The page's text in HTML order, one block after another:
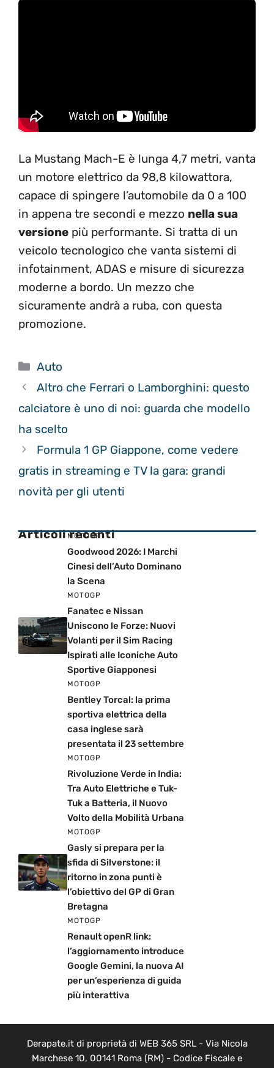
La Mustang Mach-E è lunga 4,7 metri, vanta
un motore elettrico da 98,8 kilowattora,
capace di spingere l’automobile da 0 a 100
in appena tre secondi e mezzo nella sua
versione più performante. Si tratta di un
veicolo tecnologico che vanta sistemi di
infotainment, ADAS e misure di sicurezza
moderne a bordo. Un mezzo che
sicuramente andrà a ruba, con questa
promozione.
Categorie
Auto
Altro che Ferrari o Lamborghini: questo
calciatore è uno di noi: guarda che modello
ha scelto
Formula 1 GP Giappone, come vedere
gratis in streaming e TV la gara: grandi
novità per gli utenti
Articoli recenti
MOTOGP
Goodwood 2026: I Marchi
Cinesi dell’Auto Dominano
la Scena
MOTOGP
Fanatec e Nissan
Uniscono le Forze: Nuovi
Volanti per il Sim Racing
Ispirati alle Iconiche Auto
Sportive Giapponesi
MOTOGP
Bentley Torcal: la prima
sportiva elettrica della
casa inglese sarà
presentata il 23 settembre
MOTOGP
Rivoluzione Verde in India:
Tra Auto Elettriche e Tuk-
Tuk a Batteria, il Nuovo
Volto della Mobilità Urbana
MOTOGP
Gasly si prepara per la
sfida di Silverstone: il
ritorno in zona punti è
l’obiettivo del GP di Gran
Bretagna
MOTOGP
Renault openR link:
l’aggiornamento introduce
Google Gemini, la nuova AI
per un’esperienza di guida
più interattiva
Derapate.it di proprietà di WEB 365 SRL - Via Nicola
Marchese 10, 00141 Roma (RM) - Codice Fiscale e